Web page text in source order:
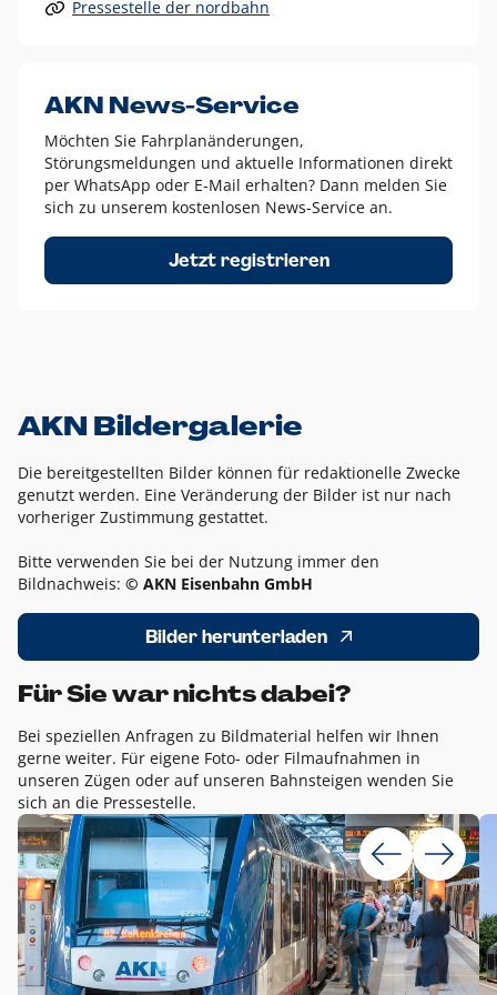
Alle anderen Logo-Varianten dürfen nur in Ausnahmefällen
Diese Ausnahmen sind zum Beispiel:
dem AKN Blau,
weißes Logo auf Fotohintergründen,
schwarzes Logo für reine Schwarz-Weiß-Umsetzungen
Um das Logo herum muss ein Schutzraum von jeweils einer
Höhe bzw. Breite des N aus AKN in alle Richtungen
Pressestelle der nordbahn
AKN News-Service
Möchten Sie Fahrplanänderungen,
Störungsmeldungen und aktuelle Informationen direkt
per WhatsApp oder E-Mail erhalten? Dann melden Sie
sich zu unserem kostenlosen News-Service an.
Jetzt registrieren
AKN Bildergalerie
Die bereitgestellten Bilder können für redaktionelle Zwecke
genutzt werden. Eine Veränderung der Bilder ist nur nach
vorheriger Zustimmung gestattet.
Bitte verwenden Sie bei der Nutzung immer den
Bildnachweis: © AKN Eisenbahn GmbH
Bilder herunterladen
Für Sie war nichts dabei?
Bei speziellen Anfragen zu Bildmaterial helfen wir Ihnen
gerne weiter. Für eigene Foto- oder Filmaufnahmen in
unseren Zügen oder auf unseren Bahnsteigen wenden Sie
sich an die Pressestelle.